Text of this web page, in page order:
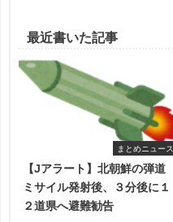
最近書いた記事
まとめニュース
【Jアラート】北朝鮮の弾道
ミサイル発射後、３分後に１
２道県へ避難勧告